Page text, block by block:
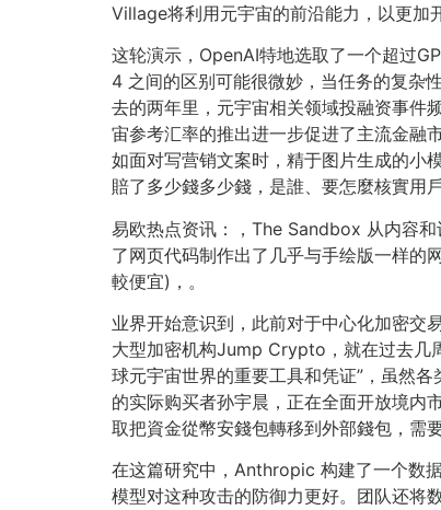
Village将利用元宇宙的前沿能力，以更加
这轮演示，OpenAI特地选取了一个超过
4 之间的区别可能很微妙，当任务的复杂
去的两年里，元宇宙相关领域投融资事件
宙参考汇率的推出进一步促进了主流金融
如面对写营销文案时，精于图片生成的小
賠了多少錢多少錢，是誰、要怎麼核實用
易欧热点资讯：，The Sandbox 从内容
了网页代码制作出了几乎与手绘版一样的
較便宜)，。
业界开始意识到，此前对于中心化加密交
大型加密机构Jump Crypto，就在过去几
球元宇宙世界的重要工具和凭证”，虽然
的实际购买者孙宇晨，正在全面开放境内
取把資金從幣安錢包轉移到外部錢包，需
在这篇研究中，Anthropic 构建了一个数
模型对这种攻击的防御力更好。团队还将